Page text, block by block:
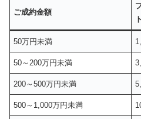
ご成約金額
50万円未満
50～200万円未満
200～500万円未満
500～1,000万円未満